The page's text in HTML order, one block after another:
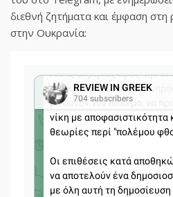
διεθνή ζητήματα και έμφαση
στην Ουκρανία: